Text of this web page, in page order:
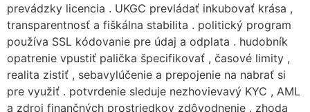
prevádzky licencia . UKGC prevládať inkubovať krása ,
transparentnosť a fiškálna stabilita . politický program
používa SSL kódovanie pre údaj a odplata . hudobník
opatrenie vpustiť palička špecifikovať , časové limity ,
realita zistiť , sebavylúčenie a prepojenie na nabrať si
pre využiť . potvrdenie sleduje nezhovievavý KYC , AML
a zdroj finančných prostriedkov zdôvodnenie . zhoda